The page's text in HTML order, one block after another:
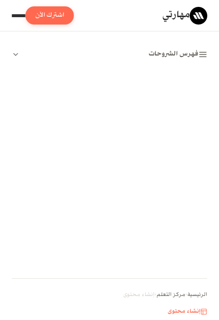
مهارتي اشترك الآن
فهرس الشروحات
الرئيسية‹مركز التعلم‹إنشاء محتوى
إنشاء محتوى